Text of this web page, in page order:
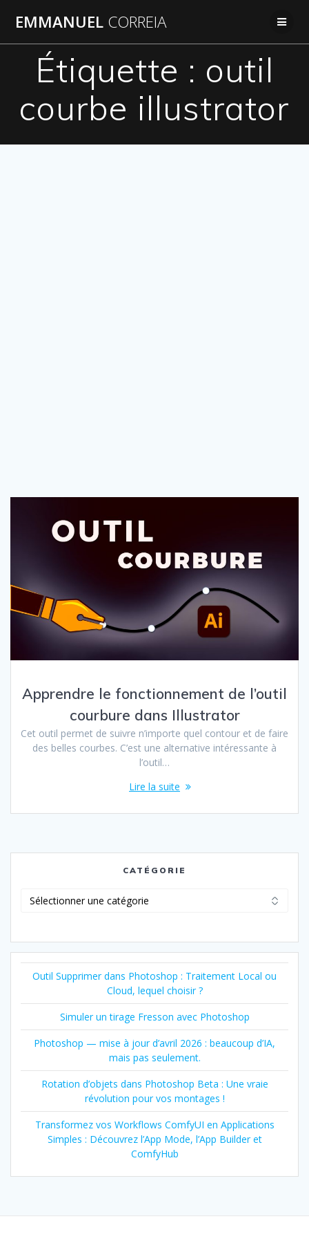
au
EMMANUEL CORREIA
Étiquette : outil
courbe illustrator
Apprendre le fonctionnement de l’outil
courbure dans Illustrator
Cet outil permet de suivre n’importe quel contour et de faire
des belles courbes. C’est une alternative intéressante à
l’outil…
Lire la suite
CATÉGORIE
Outil Supprimer dans Photoshop : Traitement Local ou
Cloud, lequel choisir ?
Simuler un tirage Fresson avec Photoshop
Photoshop — mise à jour d’avril 2026 : beaucoup d’IA,
mais pas seulement.
Rotation d’objets dans Photoshop Beta : Une vraie
révolution pour vos montages !
Transformez vos Workflows ComfyUI en Applications
Simples : Découvrez l’App Mode, l’App Builder et
ComfyHub